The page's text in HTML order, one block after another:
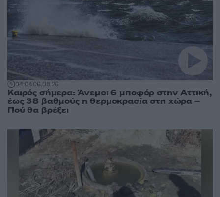
04:0406.08.26
Καιρός σήμερα: Άνεμοι 6 μποφόρ στην Αττική,
έως 38 βαθμούς η θερμοκρασία στη χώρα –
Πού θα βρέξει